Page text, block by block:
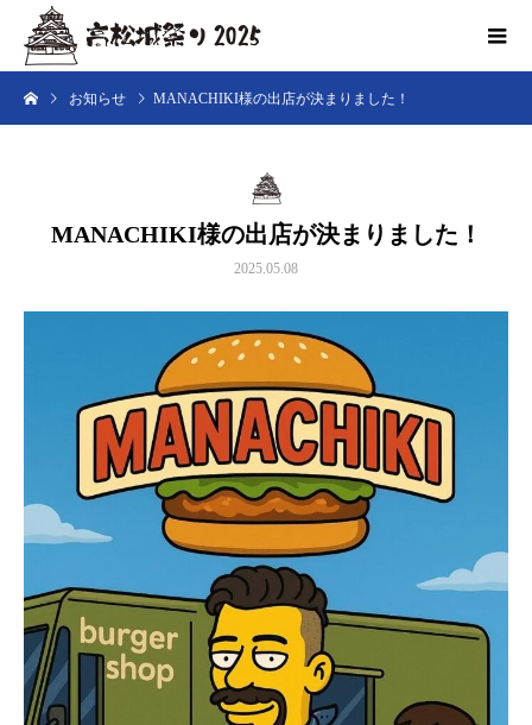
お知らせ MANACHIKI様の出店が決まりました！
MANACHIKI様の出店が決まりました！
2025.05.08